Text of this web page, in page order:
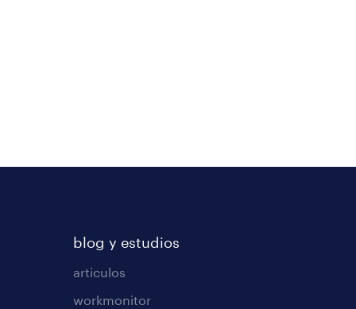
blog y estudios
articulos
workmonitor